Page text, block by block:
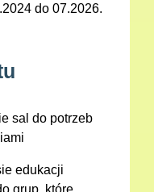
do 07.2026.
sal do potrzeb
edukacji
grup, które